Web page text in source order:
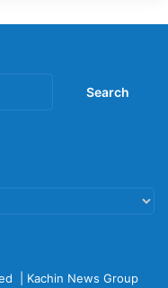
| Kachin News Group